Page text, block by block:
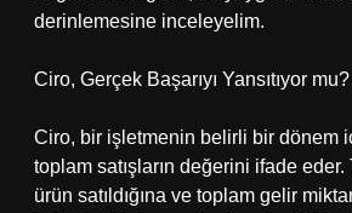
derinlemesine inceleyelim.
Ciro, Gerçek Başarıyı Yansıtıyor mu?
Ciro, bir işletmenin belirli bir dönem
toplam satışların değerini ifade
ürün satıldığına ve toplam gelir